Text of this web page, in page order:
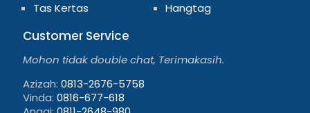
Tas Kertas
Hangtag
Customer Service
Mohon tidak double chat, Terimakasih.
Azizah: 0813-2676-5758
Vinda: 0816-677-618